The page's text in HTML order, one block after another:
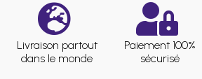
Livraison partout
dans le monde
Paiement 100%
sécurisé